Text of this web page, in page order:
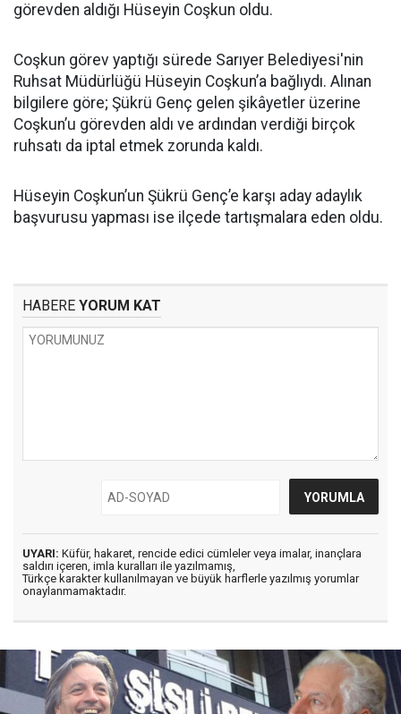
görevden aldığı Hüseyin Coşkun oldu.
Coşkun görev yaptığı sürede Sarıyer Belediyesi'nin
Ruhsat Müdürlüğü Hüseyin Coşkun’a bağlıydı. Alınan
bilgilere göre; Şükrü Genç gelen şikâyetler üzerine
Coşkun’u görevden aldı ve ardından verdiği birçok
ruhsatı da iptal etmek zorunda kaldı.
Hüseyin Coşkun’un Şükrü Genç’e karşı aday adaylık
başvurusu yapması ise ilçede tartışmalara eden oldu.
HABERE YORUM KAT
UYARI: Küfür, hakaret, rencide edici cümleler veya imalar, inançlara
saldırı içeren, imla kuralları ile yazılmamış,
Türkçe karakter kullanılmayan ve büyük harflerle yazılmış yorumlar
onaylanmamaktadır.